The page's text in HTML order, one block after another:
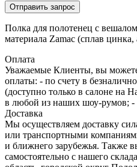
Отправить запрос
Полка для полотенец с
материала Zamac (сплав
Оплата
Уважаемые Клиенты, вы
оплаты: - по счету в
(доступно только в салоне на
в любой из наших шоу-румов; -
Доставка
Мы осуществляем доставку
или транспортными
и ближнего зарубежья. Также
самостоятельно с нашего